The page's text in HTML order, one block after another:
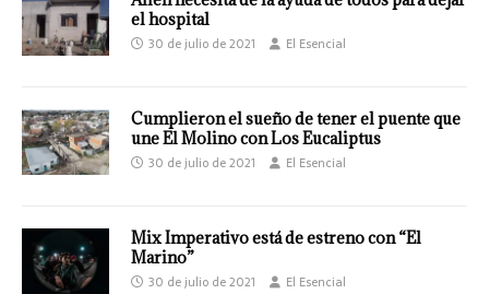
el hospital
30 de julio de 2021 El Esencial
Cumplieron el sueño de tener el puente que
une El Molino con Los Eucaliptus
30 de julio de 2021 El Esencial
Mix Imperativo está de estreno con “El
Marino”
30 de julio de 2021 El Esencial